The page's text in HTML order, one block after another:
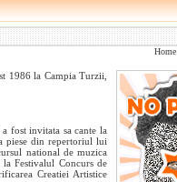
Home
1986 la Campia Turzii,
fost invitata sa cante la
piese din repertoriul lui
national de muzica
Festivalul Concurs de
Creatiei Artistice